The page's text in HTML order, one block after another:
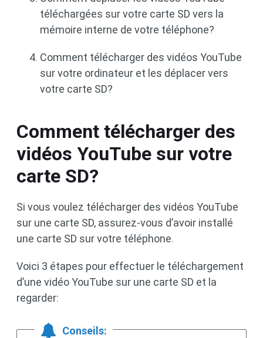
téléchargées sur votre carte SD vers la
mémoire interne de votre téléphone?
Comment télécharger des vidéos YouTube
sur votre ordinateur et les déplacer vers
votre carte SD?
Comment télécharger des
vidéos YouTube sur votre
carte SD?
Si vous voulez télécharger des vidéos YouTube
sur une carte SD, assurez-vous d’avoir installé
une carte SD sur votre téléphone.
Voici 3 étapes pour effectuer le téléchargement
d’une vidéo YouTube sur une carte SD et la
regarder:
Conseils: